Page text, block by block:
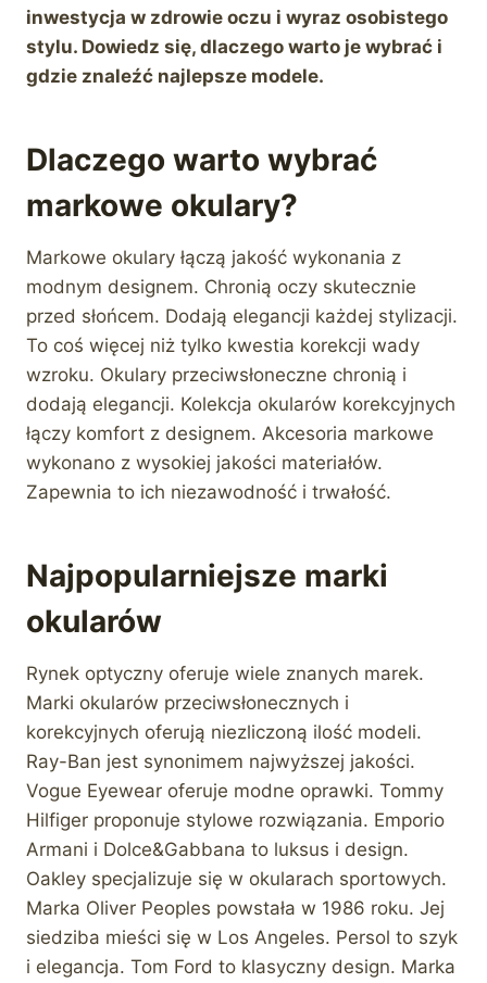
inwestycja w zdrowie oczu i wyraz osobistego
stylu. Dowiedz się, dlaczego warto je wybrać i
gdzie znaleźć najlepsze modele.
Dlaczego warto wybrać
markowe okulary?
Markowe okulary łączą jakość wykonania z
modnym designem. Chronią oczy skutecznie
przed słońcem. Dodają elegancji każdej stylizacji.
To coś więcej niż tylko kwestia korekcji wady
wzroku. Okulary przeciwsłoneczne chronią i
dodają elegancji. Kolekcja okularów korekcyjnych
łączy komfort z designem. Akcesoria markowe
wykonano z wysokiej jakości materiałów.
Zapewnia to ich niezawodność i trwałość.
Najpopularniejsze marki
okularów
Rynek optyczny oferuje wiele znanych marek.
Marki okularów przeciwsłonecznych i
korekcyjnych oferują niezliczoną ilość modeli.
Ray-Ban jest synonimem najwyższej jakości.
Vogue Eyewear oferuje modne oprawki. Tommy
Hilfiger proponuje stylowe rozwiązania. Emporio
Armani i Dolce&Gabbana to luksus i design.
Oakley specjalizuje się w okularach sportowych.
Marka Oliver Peoples powstała w 1986 roku. Jej
siedziba mieści się w Los Angeles. Persol to szyk
i elegancja. Tom Ford to klasyczny design. Marka